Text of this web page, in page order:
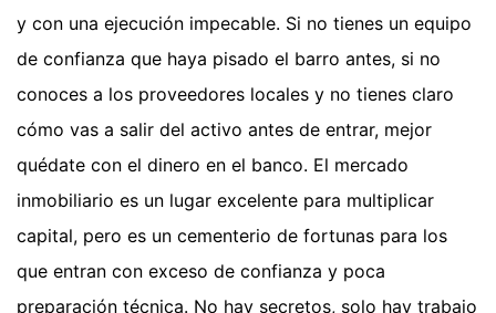
y con una ejecución impecable. Si no tienes un equipo
de confianza que haya pisado el barro antes, si no
conoces a los proveedores locales y no tienes claro
cómo vas a salir del activo antes de entrar, mejor
quédate con el dinero en el banco. El mercado
inmobiliario es un lugar excelente para multiplicar
capital, pero es un cementerio de fortunas para los
que entran con exceso de confianza y poca
preparación técnica. No hay secretos, solo hay trabajo